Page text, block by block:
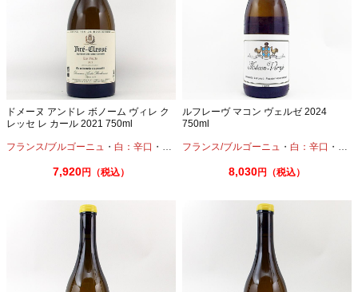
ドメーヌ アンドレ ボノーム ヴィレ ク
レッセ レ カール 2021 750ml
フランス/ブルゴーニュ ・ 白：辛口 ・ シャルドネ
7,920円（税込）
ルフレーヴ マコン ヴェルゼ 2024
750ml
フランス/ブルゴーニュ ・ 白：辛口 ・ シ
8,030円（税込）